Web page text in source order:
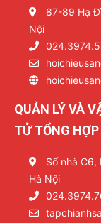
87-89 Hạ
Nội
QUẢN LÝ VÀ
TỬ TỔNG HỢP
Số nhà C6,
Hà Nội